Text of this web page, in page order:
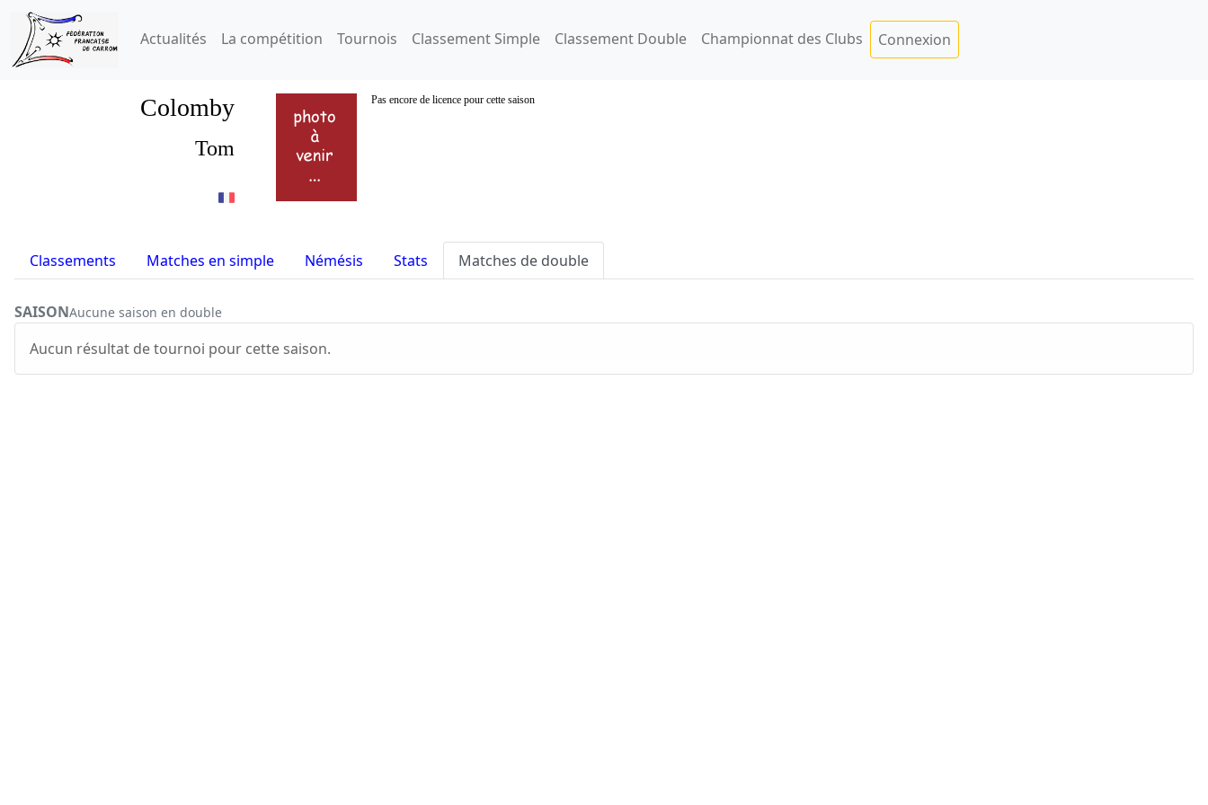
Actualités La compétition Tournois Classement Simple Classement Double Championnat des Clubs Connexion
Colomby Pas encore de licence pour cette saison
Tom
Classements Matches en simple Némésis Stats Matches de double
SAISONAucune saison en double
Aucun résultat de tournoi pour cette saison.